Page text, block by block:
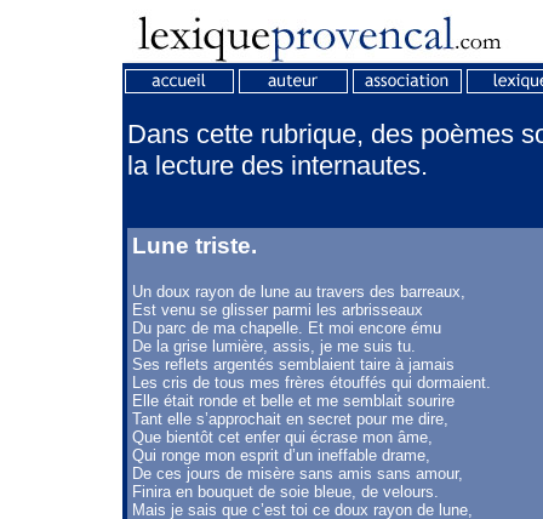
Dans cette rubrique, des poèmes
la lecture des internautes.
Lune triste.
Un doux rayon de lune au travers des barreaux,
Est venu se glisser parmi les arbrisseaux
Du parc de ma chapelle. Et moi encore ému
De la grise lumière, assis, je me suis tu.
Ses reflets argentés semblaient taire à jamais
Les cris de tous mes frères étouffés qui dormaient.
Elle était ronde et belle et me semblait sourire
Tant elle s’approchait en secret pour me dire,
Que bientôt cet enfer qui écrase mon âme,
Qui ronge mon esprit d’un ineffable drame,
De ces jours de misère sans amis sans amour,
Finira en bouquet de soie bleue, de velours.
Mais je sais que c’est toi ce doux rayon de lune,